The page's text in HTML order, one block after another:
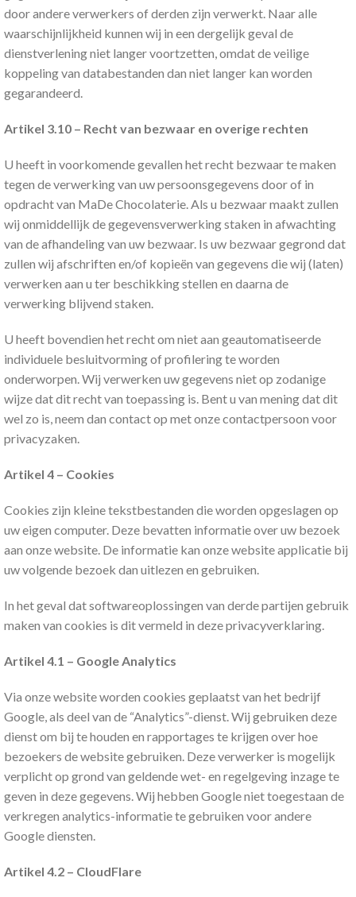
door andere verwerkers of derden zijn verwerkt. Naar alle
waarschijnlijkheid kunnen wij in een dergelijk geval de
dienstverlening niet langer voortzetten, omdat de veilige
koppeling van databestanden dan niet langer kan worden
gegarandeerd.
Artikel 3.10 – Recht van bezwaar en overige rechten
U heeft in voorkomende gevallen het recht bezwaar te maken
tegen de verwerking van uw persoonsgegevens door of in
opdracht van MaDe Chocolaterie. Als u bezwaar maakt zullen
wij onmiddellijk de gegevensverwerking staken in afwachting
van de afhandeling van uw bezwaar. Is uw bezwaar gegrond dat
zullen wij afschriften en/of kopieën van gegevens die wij (laten)
verwerken aan u ter beschikking stellen en daarna de
verwerking blijvend staken.
U heeft bovendien het recht om niet aan geautomatiseerde
individuele besluitvorming of profilering te worden
onderworpen. Wij verwerken uw gegevens niet op zodanige
wijze dat dit recht van toepassing is. Bent u van mening dat dit
wel zo is, neem dan contact op met onze contactpersoon voor
privacyzaken.
Artikel 4 – Cookies
Cookies zijn kleine tekstbestanden die worden opgeslagen op
uw eigen computer. Deze bevatten informatie over uw bezoek
aan onze website. De informatie kan onze website applicatie bij
uw volgende bezoek dan uitlezen en gebruiken.
In het geval dat softwareoplossingen van derde partijen gebruik
maken van cookies is dit vermeld in deze privacyverklaring.
Artikel 4.1 – Google Analytics
Via onze website worden cookies geplaatst van het bedrijf
Google, als deel van de “Analytics”-dienst. Wij gebruiken deze
dienst om bij te houden en rapportages te krijgen over hoe
bezoekers de website gebruiken. Deze verwerker is mogelijk
verplicht op grond van geldende wet- en regelgeving inzage te
geven in deze gegevens. Wij hebben Google niet toegestaan de
verkregen analytics-informatie te gebruiken voor andere
Google diensten.
Artikel 4.2 – CloudFlare